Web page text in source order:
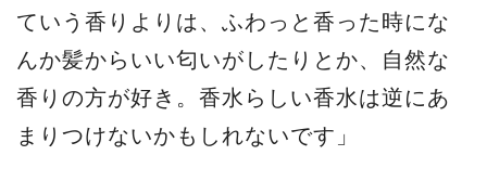
ていう香りよりは、ふわっと香った時にな
んか髪からいい匂いがしたりとか、自然な
香りの方が好き。香水らしい香水は逆にあ
まりつけないかもしれないです」